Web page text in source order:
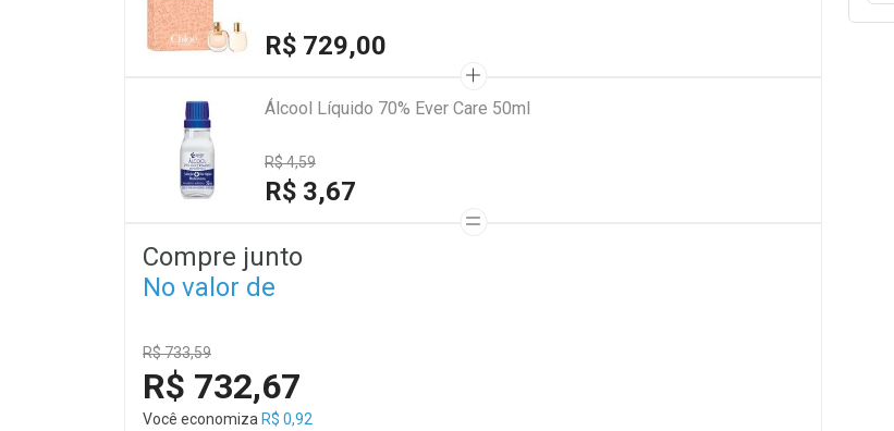
R$ 729,00
Álcool Líquido 70% Ever Care 50ml
R$ 4,59
R$ 3,67
Compre junto
No valor de
R$ 733,59
R$ 732,67
Você economiza R$ 0,92